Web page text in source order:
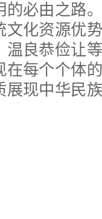
必由之路
化资源优
温良恭俭让
每个个体
现中华民